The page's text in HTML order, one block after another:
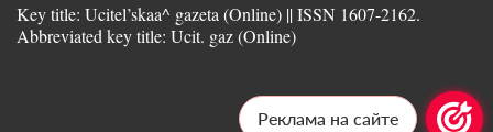
Key title: Ucitel’skaa^ gazeta (Online) || ISSN 1607-2162.
Abbreviated key title: Ucit. gaz (Online)
Реклама на сайте